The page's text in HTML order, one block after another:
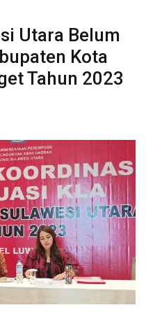
Utara Belum
Kota
Tahun 2023